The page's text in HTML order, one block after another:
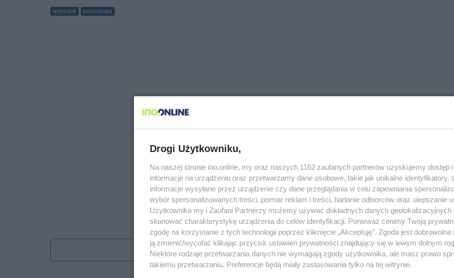
wypadek poznańska
Obserwuj nas w Google News
Drogi Użytkowniku,
Na naszej stronie ino.online, my oraz naszych 1162 zaufanych partnerów uzyskujemy dostęp
informacje na urządzeniu oraz przetwarzamy dane osobowe, takie jak unikalne identyfikatory,
informacje wysyłane przez urządzenie czy dane przeglądania w celu zapewniania
wybór spersonalizowanych treści, pomiar reklam i treści, badanie odbiorców oraz ulepszanie
Użytkownika my i Zaufani Partnerzy możemy używać dokładnych danych
skanować charakterystykę urządzenia do celów identyfikacji. Ponieważ cenimy Twoją
zgodę na korzystanie z tych technologii poprzez kliknięcie „Akceptuję”. Zgoda jest
ją zmienić/wycofać klikając przycisk ustawień prywatności znajdujący się w lewym dolnym
Niektóre rodzaje przetwarzania danych nie wymagają zgody użytkownika, ale masz prawo
takiemu przetwarzaniu. Preferencje będą miały zastosowania tylko na tej witrynie.